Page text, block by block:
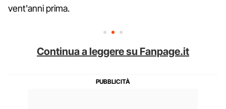
vent'anni prima.
Continua a leggere su Fanpage.it